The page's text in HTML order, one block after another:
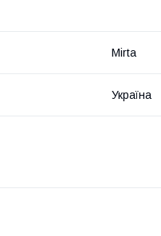
Mirta
Україна